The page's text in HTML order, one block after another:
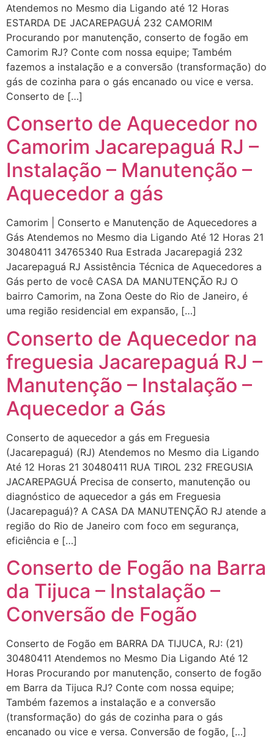
Atendemos no Mesmo dia Ligando até 12 Horas
ESTARDA DE JACAREPAGUÁ 232 CAMORIM
Procurando por manutenção, conserto de fogão em
Camorim RJ? Conte com nossa equipe; Também
fazemos a instalação e a conversão (transformação) do
gás de cozinha para o gás encanado ou vice e versa.
Conserto de […]
Conserto de Aquecedor no
Camorim Jacarepaguá RJ –
Instalação – Manutenção –
Aquecedor a gás
Camorim | Conserto e Manutenção de Aquecedores a
Gás Atendemos no Mesmo dia Ligando Até 12 Horas 21
30480411 34765340 Rua Estrada Jacarepagiá 232
Jacarepaguá RJ Assistência Técnica de Aquecedores a
Gás perto de você CASA DA MANUTENÇÃO RJ O
bairro Camorim, na Zona Oeste do Rio de Janeiro, é
uma região residencial em expansão, […]
Conserto de Aquecedor na
freguesia Jacarepaguá RJ –
Manutenção – Instalação –
Aquecedor a Gás
Conserto de aquecedor a gás em Freguesia
(Jacarepaguá) (RJ) Atendemos no Mesmo dia Ligando
Até 12 Horas 21 30480411 RUA TIROL 232 FREGUSIA
JACAREPAGUÁ Precisa de conserto, manutenção ou
diagnóstico de aquecedor a gás em Freguesia
(Jacarepaguá)? A CASA DA MANUTENÇÃO RJ atende a
região do Rio de Janeiro com foco em segurança,
eficiência e […]
Conserto de Fogão na Barra
da Tijuca – Instalação –
Conversão de Fogão
Conserto de Fogão em BARRA DA TIJUCA, RJ: (21)
30480411 Atendemos no Mesmo Dia Ligando Até 12
Horas Procurando por manutenção, conserto de fogão
em Barra da Tijuca RJ? Conte com nossa equipe;
Também fazemos a instalação e a conversão
(transformação) do gás de cozinha para o gás
encanado ou vice e versa. Conversão de fogão, […]